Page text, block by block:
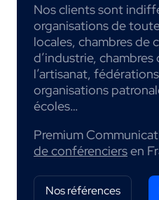
Nos clients sont
organisations de
locales, chambres de
d’industrie,
l’artisanat,
organisations
écoles…
Premium
de conférenciersen
Nos références